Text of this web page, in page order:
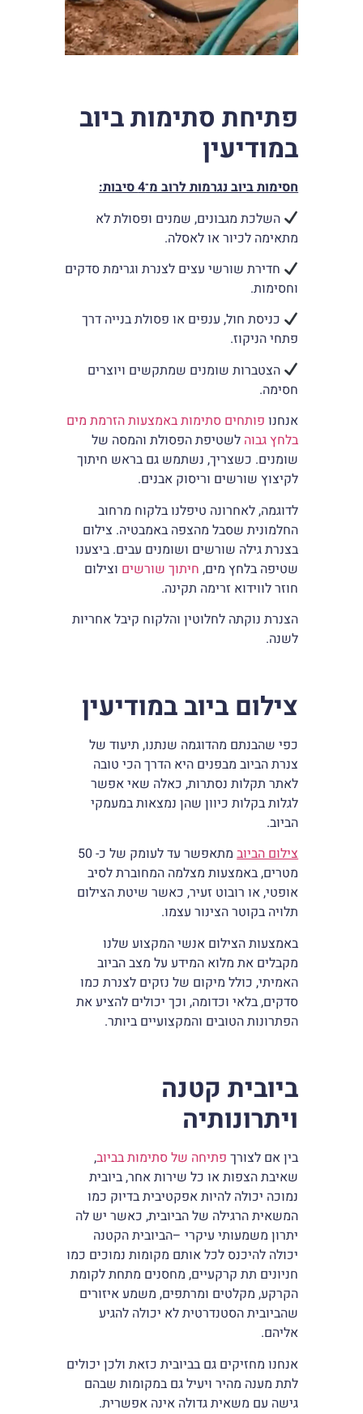
פתיחת סתימות ביוב
במודיעין
חסימות ביוב נגרמות לרוב מ־4 סיבות:
השלכת מגבונים, שמנים ופסולת לא
מתאימה לכיור או לאסלה.
חדירת שורשי עצים לצנרת וגרימת סדקים
וחסימות.
כניסת חול, ענפים או פסולת בנייה דרך
פתחי הניקוז.
הצטברות שומנים שמתקשים ויוצרים
חסימה.
אנחנו פותחים סתימות באמצעות הזרמת מים
בלחץ גבוה לשטיפת הפסולת והמסה של
שומנים. כשצריך, נשתמש גם בראש חיתוך
לקיצוץ שורשים וריסוק אבנים.
לדוגמה, לאחרונה טיפלנו בלקוח מרחוב
החלמונית שסבל מהצפה באמבטיה. צילום
בצנרת גילה שורשים ושומנים עבים. ביצענו
שטיפה בלחץ מים, חיתוך שורשים וצילום
חוזר לווידוא זרימה תקינה.
הצנרת נוקתה לחלוטין והלקוח קיבל אחריות
לשנה.
צילום ביוב במודיעין
כפי שהבנתם מהדוגמה שנתנו, תיעוד של
צנרת הביוב מבפנים היא הדרך הכי טובה
לאתר תקלות נסתרות, כאלה שאי אפשר
לגלות בקלות כיוון שהן נמצאות במעמקי
הביוב.
צילום הביוב
מתאפשר עד לעומק של כ- 50
מטרים, באמצעות מצלמה המחוברת לסיב
אופטי, או רובוט זעיר, כאשר שיטת הצילום
תלויה בקוטר הצינור עצמו.
באמצעות הצילום אנשי המקצוע שלנו
מקבלים את מלוא המידע על מצב הביוב
האמיתי, כולל מיקום של נזקים לצנרת כמו
סדקים, בלאי וכדומה, וכך יכולים להציע את
הפתרונות הטובים והמקצועיים ביותר.
ביובית קטנה
ויתרונותיה
בין אם לצורך פתיחה של סתימות בביוב,
שאיבת הצפות או כל שירות אחר, ביובית
נמוכה יכולה להיות אפקטיבית בדיוק כמו
המשאית הרגילה של הביובית, כאשר יש לה
יתרון משמעותי עיקרי –הביובית הקטנה
יכולה להיכנס לכל אותם מקומות נמוכים כמו
חניונים תת קרקעיים, מחסנים מתחת לקומת
הקרקע, מקלטים ומרתפים, משמע איזורים
שהביובית הסטנדרטית לא יכולה להגיע
אליהם.
אנחנו מחזיקים גם בביובית כזאת ולכן יכולים
לתת מענה מהיר ויעיל גם במקומות שבהם
גישה עם משאית גדולה אינה אפשרית.